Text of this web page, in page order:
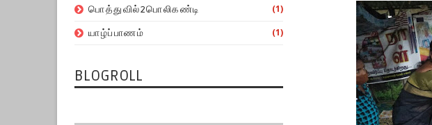
பொத்துவில்2பொலிகண்டி (1)
யாழ்ப்பாணம் (1)
BLOGROLL